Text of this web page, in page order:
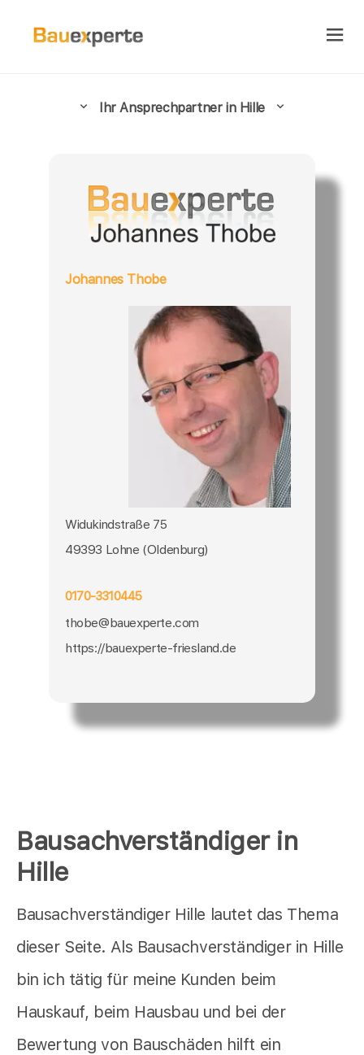
Bausachverständiger in
Hille
Bausachverständiger Hille lautet das Thema
dieser Seite. Als Bausachverständiger in Hille
bin ich tätig für meine Kunden beim
Hauskauf, beim Hausbau und bei der
Bewertung von Bauschäden hilft ein
Ihr Ansprechpartner in Hille
Johannes Thobe
Widukindstraße 75
49393 Lohne (Oldenburg)
0170-3310445
thobe@bauexperte.com
https://bauexperte-friesland.de